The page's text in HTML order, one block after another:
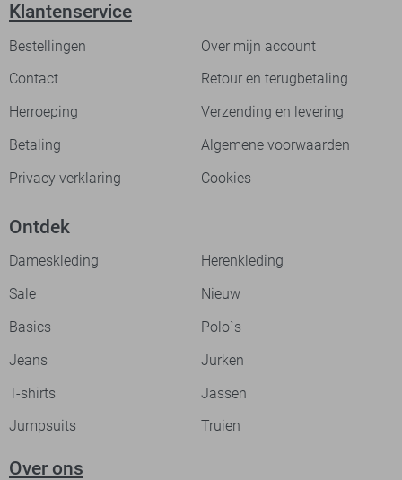
Klantenservice
Bestellingen
Over mijn account
Contact
Retour en terugbetaling
Herroeping
Verzending en levering
Betaling
Algemene voorwaarden
Privacy verklaring
Cookies
Ontdek
Dameskleding
Herenkleding
Sale
Nieuw
Basics
Polo`s
Jeans
Jurken
T-shirts
Jassen
Jumpsuits
Truien
Over ons